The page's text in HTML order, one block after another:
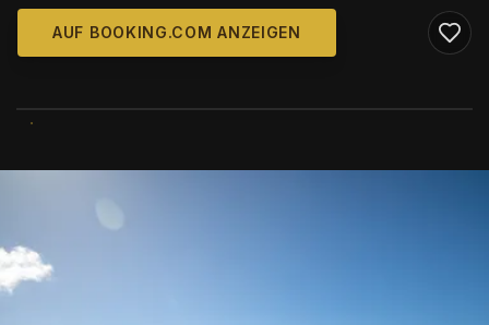
AUF BOOKING.COM ANZEIGEN